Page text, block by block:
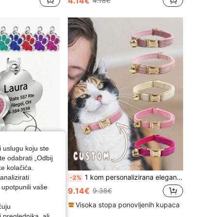
-2% 1 kom personalizirana elegantna ružičasta baršunasta ogrlica za mačku s zvoncem, imenom i brojem telefona, od nehrđajućeg čelika za graviranje, retro, slatka, minimalistička, za godišnjicu i rođendan, coquette estetika, poklon za ljubitelje kućnih ljubimaca, personalizirani poklon
9.14€ 9.38€
Visoka stopa ponovljenih kupaca
uslugu koju ste
odabrati „Odbij
kolačića.
vaše